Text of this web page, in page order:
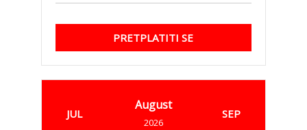
PRETPLATITI SE
JUL
August
2026
SEP